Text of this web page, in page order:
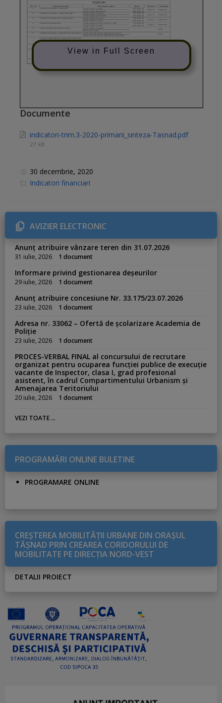
View in Full Screen
Documente
indicatori-trim.3-2020-primarii_sinteza-Tasnad.pdf
27 kB
30 decembrie, 2020
C
r
i
e
s
Indicatori financiari
AVIZIER ELECTRONIC
Anunț atribuire vânzare teren din 31.07.2026
31 iulie, 2026 1 document
Informare privind gestionarea deșeurilor
29 iulie, 2026 1 document
Anunț atribuire concesiune Nr. 33.175/23.07.2026
23 iulie, 2026 1 document
Adresa nr. 33062 – Ofertă de școlarizare Academia de
Poliție
23 iulie, 2026 1 document
PROCES-VERBAL FINAL al concursului de recrutare
organizat pentru ocuparea funcției publice de execuție
vacante de Inspector, clasa I, grad profesional
asistent, în cadrul Compartimentului Urbanism și
Amenajarea Teritoriului
20 iulie, 2026 1 document
VEZI TOATE ...
PROGRAMĂRI ONLINE BULETINE
PROGRAMARE ONLINE
CREŞTEREA MOBILITĂŢII URBANE DIN ORAŞUL
TĂŞNAD PRIN CREAREA CORIDORULUI DE
MOBILITATE PE DIRECŢIA NORD-VEST
DETALII PROIECT